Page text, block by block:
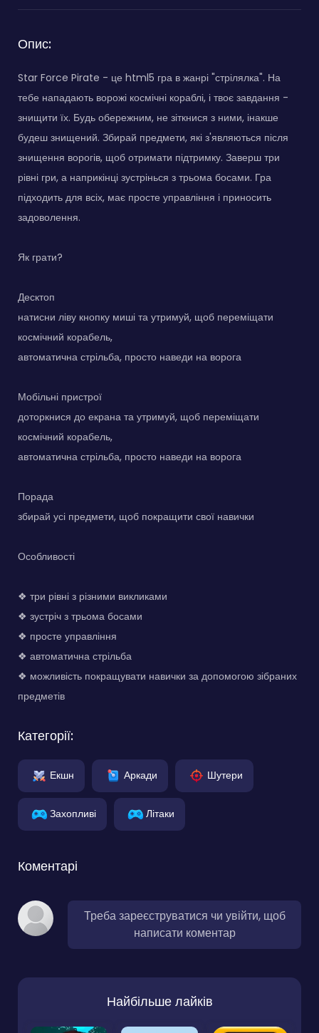
Опис:
Star Force Pirate - це html5 гра в жанрі "стрілялка". На
тебе нападають ворожі космічні кораблі, і твоє завдання -
знищити їх. Будь обережним, не зіткнися з ними, інакше
будеш знищений. Збирай предмети, які з'являються після
знищення ворогів, щоб отримати підтримку. Заверш три
рівні гри, а наприкінці зустрінься з трьома босами. Гра
підходить для всіх, має просте управління і приносить
задоволення.
Як грати?
Десктоп
натисни ліву кнопку миші та утримуй, щоб переміщати
космічний корабель,
автоматична стрільба, просто наведи на ворога
Мобільні пристрої
доторкнися до екрана та утримуй, щоб переміщати
космічний корабель,
автоматична стрільба, просто наведи на ворога
Порада
збирай усі предмети, щоб покращити свої навички
Особливості
❖ три рівні з різними викликами
❖ зустріч з трьома босами
❖ просте управління
❖ автоматична стрільба
❖ можливість покращувати навички за допомогою зібраних
предметів
Категорії:
Екшн Аркади Шутери
Захопливі Літаки
Коментарі
Треба зареєструватися чи увійти, щоб
написати коментар
Найбільше лайків